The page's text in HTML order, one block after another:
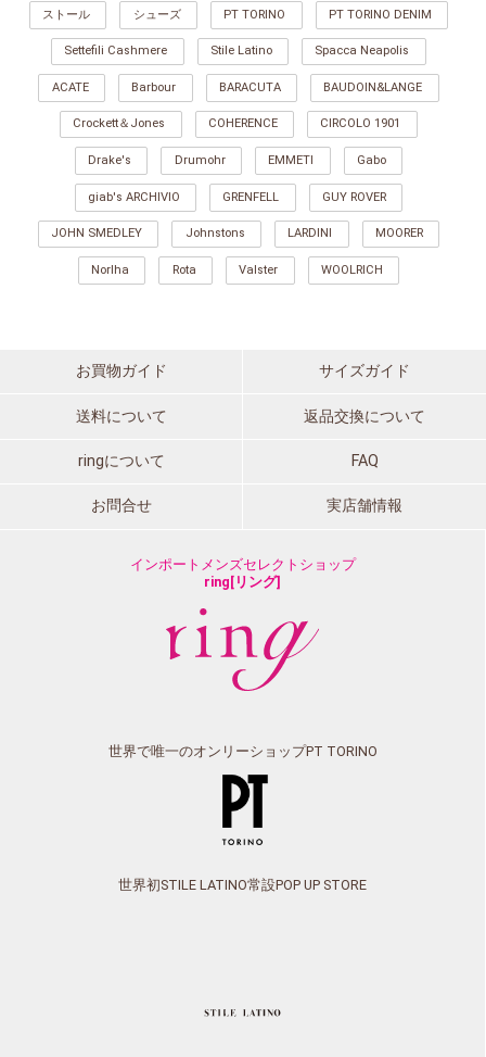
ストール シューズ PT TORINO PT TORINO DENIM
Settefili Cashmere Stile Latino Spacca Neapolis
ACATE Barbour BARACUTA BAUDOIN&LANGE
Crockett＆Jones COHERENCE CIRCOLO 1901
Drake's Drumohr EMMETI Gabo
giab's ARCHIVIO GRENFELL GUY ROVER
JOHN SMEDLEY Johnstons LARDINI MOORER
Norlha Rota Valster WOOLRICH